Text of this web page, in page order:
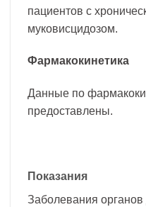
пациентов с
муковисцидозом.
Фармакокинетика
Данные по
предоставлены.
Показания
Заболевания